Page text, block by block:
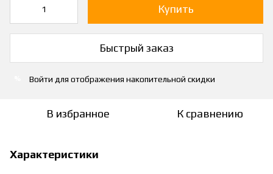
Купить
Быстрый заказ
Войти для отображения накопительной скидки
В избранное К сравнению
Характеристики